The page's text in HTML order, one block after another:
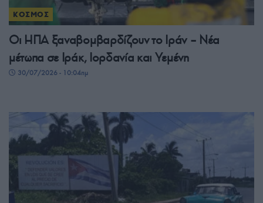
ΚΟΣΜΟΣ
Οι ΗΠΑ ξαναβομβαρδίζουν το Ιράν – Νέα
μέτωπα σε Ιράκ, Ιορδανία και Υεμένη
30/07/2026 - 10:04πμ